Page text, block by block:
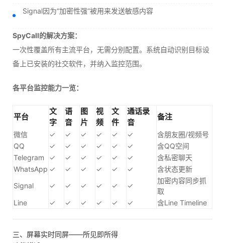
Signal因为“加密性强”被用来发送敏感内容
SpyCall的解决方案：
一次性覆盖所有主流平台，无需分别配置。系统自动识别目标设
备上已安装的社交软件，并纳入监控范围。
各平台监控能力一览：
平台
文
字
语
音
图
片
视
频
文
件
通话录
音
备注
微信 ✓ ✓ ✓ ✓ ✓ ✓
含朋友圈/视频号
QQ
✓ ✓ ✓ ✓ ✓ ✓
含QQ空间
Telegram
✓ ✓ ✓ ✓ ✓ ✓
含私密聊天
WhatsApp ✓ ✓ ✓ ✓ ✓ ✓
含状态更新
Signal
✓ ✓ ✓ ✓ ✓ ✓
加密内容同步抓
取
Line
✓ ✓ ✓ ✓ ✓ ✓ 含Line Timeline
三、屏幕实时同屏——所见即所得